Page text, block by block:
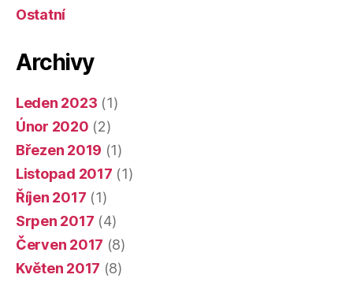
Ostatní
Archivy
Leden 2023 (1)
Únor 2020 (2)
Březen 2019 (1)
Listopad 2017 (1)
Říjen 2017 (1)
Srpen 2017 (4)
Červen 2017 (8)
Květen 2017 (8)